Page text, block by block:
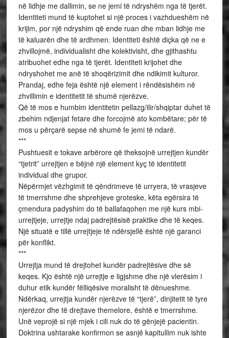
në lidhje me dallimin, se ne jemi të ndryshëm nga të tjerët.
Identiteti mund të kuptohet si një proces i vazhdueshëm në
krijim, por një ndryshim që ende ruan dhe mban lidhje me
të kaluarën dhe të ardhmen. Identiteti është diçka që ne e
zhvillojmë, individualisht dhe kolektivisht, dhe gjithashtu
atribuohet edhe nga të tjerët. Identiteti krijohet dhe
ndryshohet me anë të shoqërizimit dhe ndikimit kulturor.
Prandaj, edhe feja është një element i rëndësishëm në
zhvillimin e identitetit të shumë njerëzve.
Që të mos e humbim identitetin pellazg/ilir/shqiptar duhet të
zbehim ndjenjat fetare dhe forcojmë ato kombëtare; për të
mos u përçarë sepse në shumë fe jemi të ndarë.
***
Pushtuesit e tokave arbërore që theksojnë urrejtjen kundër
“tjetrit” urrejtjen e bëjnë një element kyç të identitetit
individual dhe grupor.
Nëpërmjet vëzhgimit të qëndrimeve të urryera, të vrasjeve
të tmerrshme dhe shprehjeve groteske, këta egërsira të
çmendura padyshim do të ballafaqohen me një kurs mbi-
urrejtjeje, urrejtje ndaj padrejtësisë praktike dhe të keqes.
Një situatë e tillë urrejtjeje të ndërsjellë është një garanci
për konflikt.
***
Urrejtja mund të drejtohet kundër padrejtësive dhe së
keqes. Kjo është një urrejtje e ligjshme dhe një vlerësim i
duhur etik kundër fëlliqësive moralisht të dënueshme.
Ndërkaq, urrejtja kundër njerëzve të “tjerë”, dinjitetit të tyre
njerëzor dhe të drejtave themelore, është e tmerrshme.
Unë veprojë si një mjek i cili nuk do të gënjejë pacientin.
Doktrina ushtarake konfirmon se asnjë kapitullim nuk ishte